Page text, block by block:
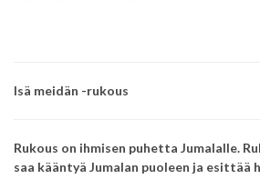
Isä meidän -rukous
Rukous on ihmisen puhetta Jumalalle.
saa kääntyä Jumalan puoleen ja esittää